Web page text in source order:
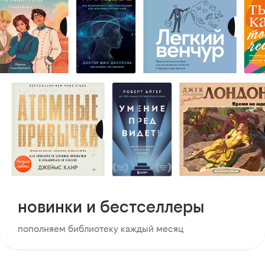
новинки и бестселлеры
пополняем библиотеку каждый месяц